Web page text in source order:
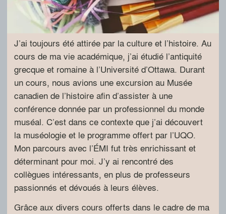
J’ai toujours été attirée par la culture et l’histoire. Au
cours de ma vie académique, j’ai étudié l’antiquité
grecque et romaine à l’Université d’Ottawa. Durant
un cours, nous avions une excursion au Musée
canadien de l’histoire afin d’assister à une
conférence donnée par un professionnel du monde
muséal. C’est dans ce contexte que j’ai découvert
la muséologie et le programme offert par l’UQO.
Mon parcours avec l’ÉMI fut très enrichissant et
déterminant pour moi. J’y ai rencontré des
collègues intéressants, en plus de professeurs
passionnés et dévoués à leurs élèves.
Grâce aux divers cours offerts dans le cadre de ma